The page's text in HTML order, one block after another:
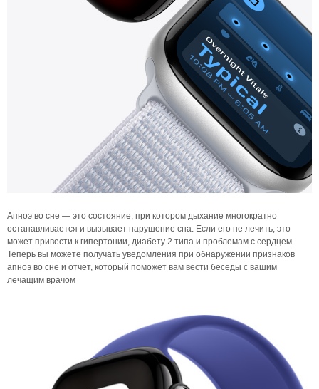
Апноэ во сне — это состояние, при котором дыхание многократно
останавливается и вызывает нарушение сна. Если его не лечить, это
может привести к гипертонии, диабету 2 типа и проблемам с сердцем.
Теперь вы можете получать уведомления при обнаружении признаков
апноэ во сне и отчет, который поможет вам вести беседы с вашим
лечащим врачом